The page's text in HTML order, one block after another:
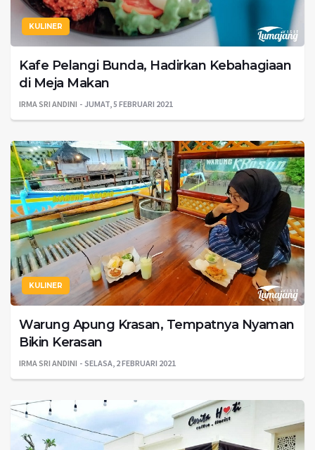
KULINER
Kafe Pelangi Bunda, Hadirkan Kebahagiaan
di Meja Makan
IRMA SRI ANDINI JUMAT, 5 FEBRUARI 2021
KULINER
Warung Apung Krasan, Tempatnya Nyaman
Bikin Kerasan
IRMA SRI ANDINI SELASA, 2 FEBRUARI 2021